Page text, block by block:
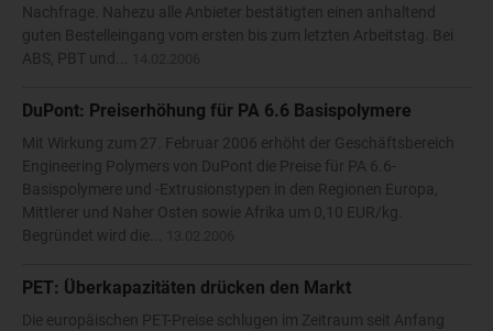
Nachfrage. Nahezu alle Anbieter bestätigten einen anhaltend
guten Bestelleingang vom ersten bis zum letzten Arbeitstag. Bei
ABS, PBT und...
DuPont: Preiserhöhung für PA 6.6 Basispolymere
Mit Wirkung zum 27. Februar 2006 erhöht der Geschäftsbereich
Engineering Polymers von DuPont die Preise für PA 6.6-
Basispolymere und -Extrusionstypen in den Regionen Europa,
Mittlerer und Naher Osten sowie Afrika um 0,10 EUR/kg.
Begründet wird die...
PET: Überkapazitäten drücken den Markt
Die europäischen PET-Preise schlugen im Zeitraum seit Anfang